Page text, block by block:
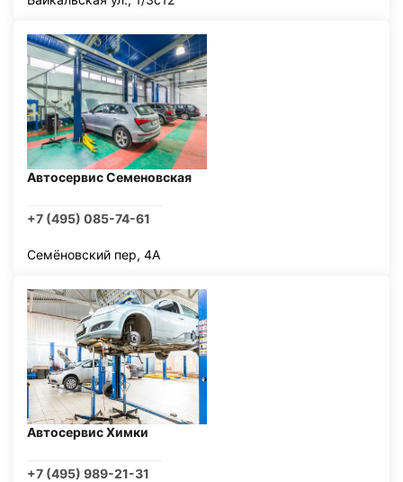
Автосервис Семеновская
+7 (495) 085-74-61
Семёновский пер, 4А
Автосервис Химки
+7 (495) 989-21-31